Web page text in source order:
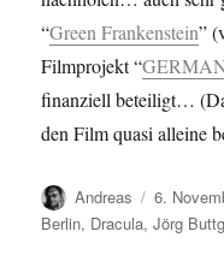
“Green Frankenstein”
Filmprojekt “
finanziell beteiligt…
den Film quasi alleine
Autor
Andreas
am
6.
Berlin, Dracula,Jörg